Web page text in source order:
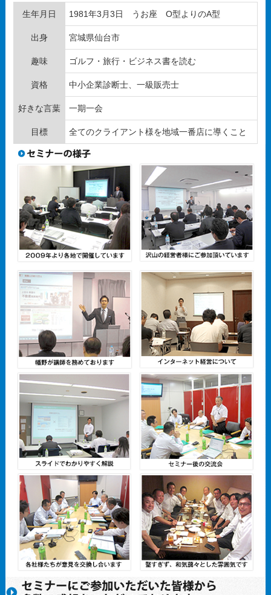
生年月日 1981年3月3日 うお座 O型よりのA型
出身 宮城県仙台市
趣味 ゴルフ・旅行・ビジネス書を読む
資格 中小企業診断士、一級販売士
好きな言葉 一期一会
目標 全てのクライアント様を地域一番店に導くこと